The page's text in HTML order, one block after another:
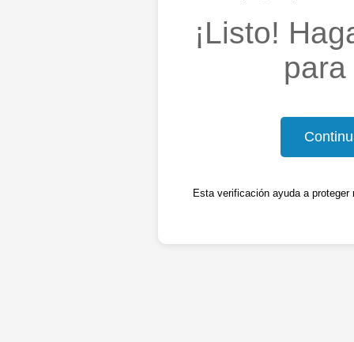
¡Listo!
Esta verificación ayuda a